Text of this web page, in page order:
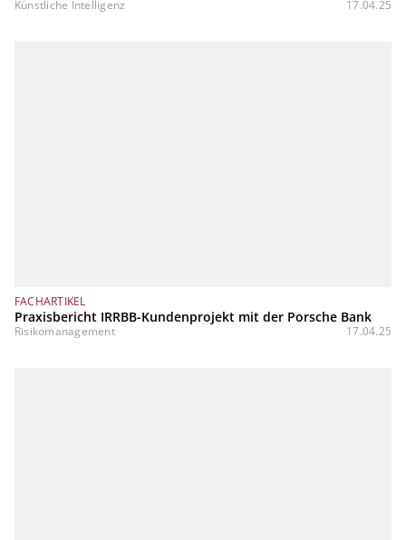
Künstliche Intelligenz 17.04.25
FACHARTIKEL
Praxisbericht IRRBB-Kundenprojekt mit der Porsche Bank
Risikomanagement 17.04.25